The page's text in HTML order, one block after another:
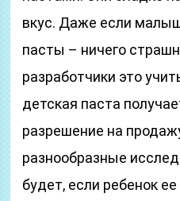
вкус. Даже если
пасты – ничего
разработчики это
детская паста
разрешение на
разнообразные
будет, если ребенок